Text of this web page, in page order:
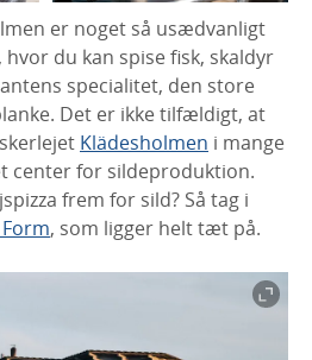
er noget så usædvanligt
du kan spise fisk, skaldyr
specialitet, den store
Det er ikke tilfældigt, at
Klädesholmen i mange
center for sildeproduktion.
frem for sild? Så tag i
, som ligger helt tæt på.